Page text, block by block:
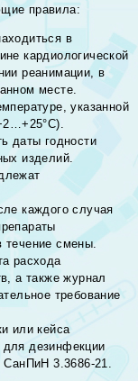
правила:
в
кардиологической
реанимации, в
месте.
указанной
даты годности
изделий.
каждого случая
течение смены.
расхода
а также журнал
требование
или кейса
дезинфекции
СанПиН 3.3686-21.